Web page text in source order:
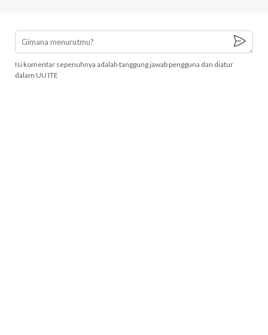
Isi komentar sepenuhnya adalah tanggung jawab pengguna dan diatur
dalam UU ITE